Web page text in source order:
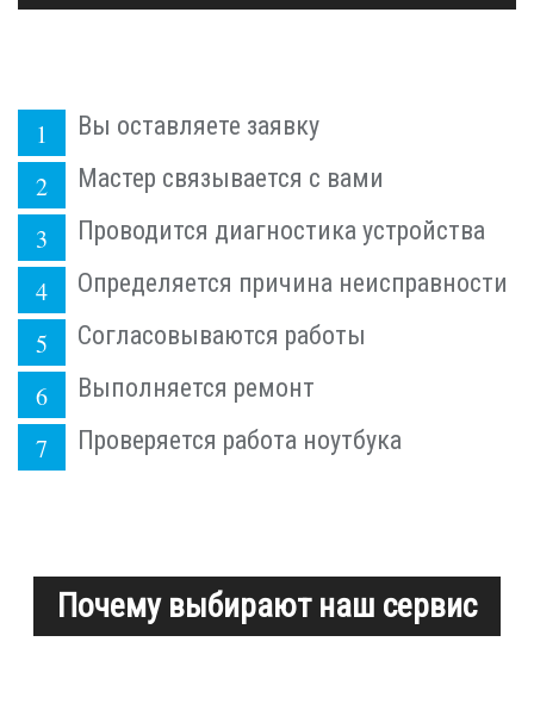
Вы оставляете заявку
Мастер связывается с вами
Проводится диагностика устройства
Определяется причина неисправности
Согласовываются работы
Выполняется ремонт
Проверяется работа ноутбука
Почему выбирают наш сервис